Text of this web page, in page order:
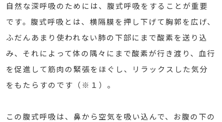
自然な深呼吸のためには、腹式呼吸をすることが重要
です。腹式呼吸とは、横隔膜を押し下げて胸郭を広げ、
ふだんあまり使われない肺の下部にまで酸素を送り込
み、それによって体の隅々にまで酸素が行き渡り、血行
を促進して筋肉の緊張をほぐし、リラックスした気分
をもたらすのです（※１）。
この腹式呼吸は、鼻から空気を吸い込んで、お腹の下の